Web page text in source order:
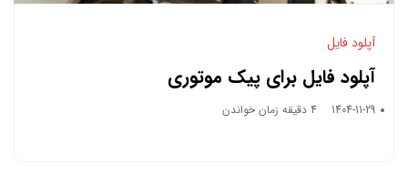
آپلود فایل
آپلود فایل برای پیک موتوری
1404-11-29 4 دقیقه زمان خواندن